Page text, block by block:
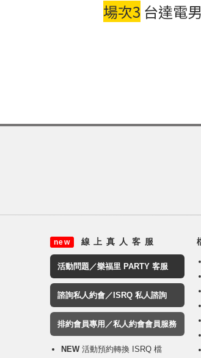
場次3 台達電
new 線 上 真 人 客 服
活動問題／樂福里 PARTY 客服
諮詢私人約會／ISRQ 私人諮詢
排約會員專用／私人約會會員服務
NEW活動預約轉換 ISRQ 檔